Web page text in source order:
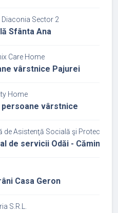
Sector 2
Sfânta Ana
Care Home
vârstnice Pajurei
Home
persoane vârstnice
de Asistenţă Socială şi Protecţia
de servicii Odăi - Căminul
Casa Geron
S.R.L.